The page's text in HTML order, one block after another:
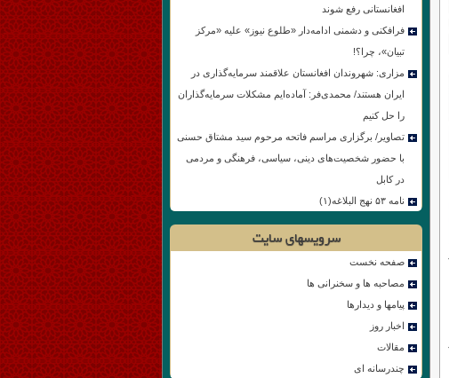
افغانستانی رفع شوند
فرافکنی و دشمنی ادامه‌دار «طلوع نیوز» علیه «مرکز
تبیان»، چرا؟!
مزاری: شهروندان افغانستان علاقمند سرمایه‌گذاری در
ایران هستند/ محمدی‌فر: آماده‌ایم مشکلات سرمایه‌گذاران
را حل کنیم
تصاویر/ برگزاری مراسم فاتحه مرحوم سید مشتاق حسنی
با حضور شخصیت‌های دینی، سیاسی، فرهنگی و مردمی
در کابل
نامه ۵۳ نهج البلاغه(۱)
سرویسهای سایت
صفحه نخست
مصاحبه ها و سخنرانی ها
پیامها و دیدارها
اخبار روز
مقالات
چندرسانه ای